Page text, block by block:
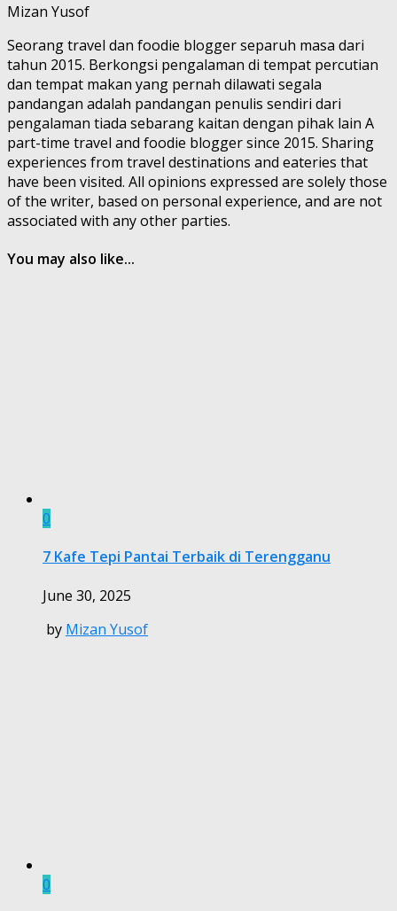
Mizan Yusof
Seorang travel dan foodie blogger separuh masa dari
tahun 2015. Berkongsi pengalaman di tempat percutian
dan tempat makan yang pernah dilawati segala
pandangan adalah pandangan penulis sendiri dari
pengalaman tiada sebarang kaitan dengan pihak lain A
part-time travel and foodie blogger since 2015. Sharing
experiences from travel destinations and eateries that
have been visited. All opinions expressed are solely those
of the writer, based on personal experience, and are not
associated with any other parties.
You may also like...
0
7 Kafe Tepi Pantai Terbaik di Terengganu
June 30, 2025
by Mizan Yusof
0